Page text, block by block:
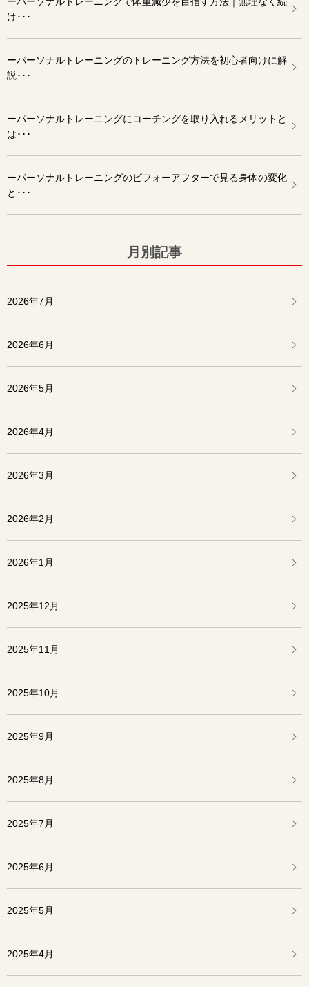
け･･･
ーパーソナルトレーニングのトレーニング方法を初心者向けに解
説･･･
ーパーソナルトレーニングにコーチングを取り入れるメリットと
は･･･
ーパーソナルトレーニングのビフォーアフターで見る身体の変化
と･･･
月別記事
2026年7月
2026年6月
2026年5月
2026年4月
2026年3月
2026年2月
2026年1月
2025年12月
2025年11月
2025年10月
2025年9月
2025年8月
2025年7月
2025年6月
2025年5月
2025年4月